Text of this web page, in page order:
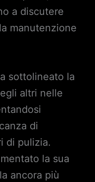
a discutere
manutenzione
sottolineato la
altri nelle
di
di pulizia.
la sua
ancora più